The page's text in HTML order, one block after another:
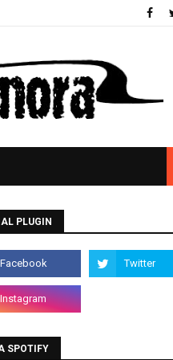
PLUGIN
SPOTIFY